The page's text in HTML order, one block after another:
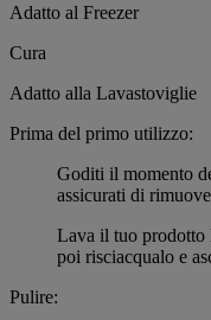
Adatto al Freezer
Cura
Adatto alla Lavastoviglie
Prima del primo utilizzo:
Goditi il momento
assicurati di
Lava il tuo prodotto
poi risciacqualo e
Pulire: